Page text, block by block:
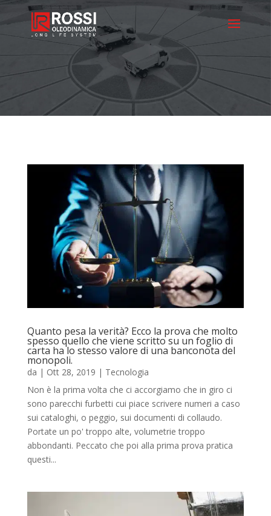
Quanto pesa la verità? Ecco la prova che molto
spesso quello che viene scritto su un foglio di
carta ha lo stesso valore di una banconota del
monopoli.
da | Ott 28, 2019 | Tecnologia
Non è la prima volta che ci accorgiamo che in giro ci
sono parecchi furbetti cui piace scrivere numeri a caso
sui cataloghi, o peggio, sui documenti di collaudo.
Portate un po' troppo alte, volumetrie troppo
abbondanti. Peccato che poi alla prima prova pratica
questi...